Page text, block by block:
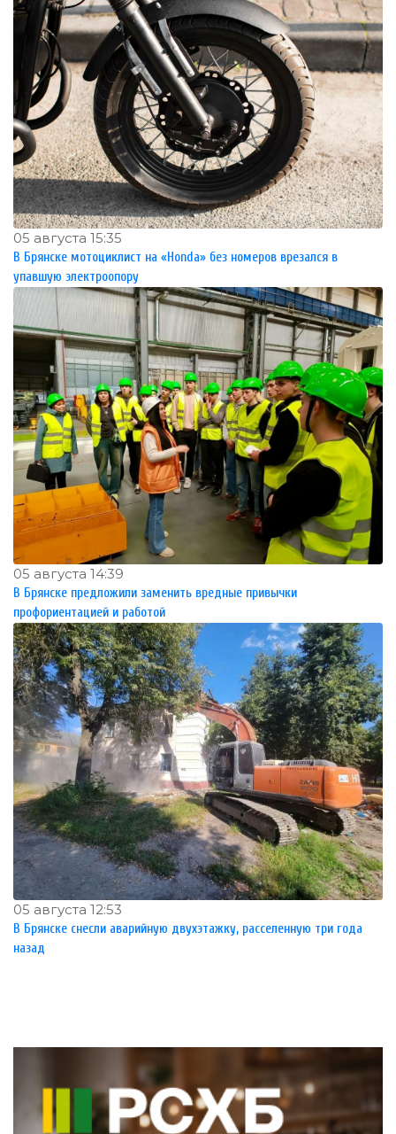
05 августа 15:35
В Брянске мотоциклист на «Honda» без номеров врезался в
упавшую электроопору
05 августа 14:39
В Брянске предложили заменить вредные привычки
профориентацией и работой
05 августа 12:53
В Брянске снесли аварийную двухэтажку, расселенную три года
назад